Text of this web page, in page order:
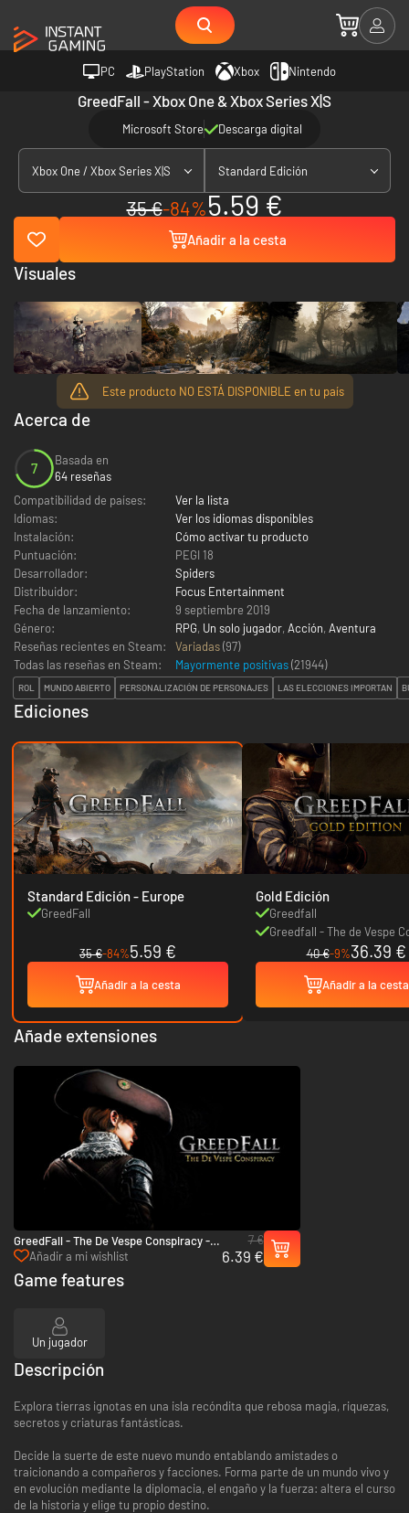
PC PlayStation Xbox Nintendo
GreedFall - Xbox One & Xbox Series X|S
Microsoft Store Descarga digital
Xbox One / Xbox Series X|S Standard Edición
35 €-84%5.59 €
Añadir a la cesta
Este producto NO ESTÁ DISPONIBLE en tu país
Acerca de
7
Basada en
64 reseñas
Compatibilidad de países:
Ver la lista
Idiomas:
Ver los idiomas disponibles
Instalación:
Cómo activar tu producto
Puntuación:
PEGI 18
Desarrollador:
Spiders
Distribuidor:
Focus Entertainment
Fecha de lanzamiento:
9 septiembre 2019
Género:
RPG, Un solo jugador, Acción, Aventura
Reseñas recientes en Steam:
Variadas(97)
Todas las reseñas en Steam:
Mayormente positivas(21944)
ROL MUNDO ABIERTO PERSONALIZACIÓN DE PERSONAJES LAS ELECCIONES IMPORTAN
Ediciones
Standard Edición - Europe
GreedFall
35 €-84%5.59 €
Añadir a la cesta
Gold Edición
Greedfall
Greedfall - The de Vespe
40 €-9%36.39 €
Añadir a la cesta
Añade extensiones
GreedFall - The De Vespe Conspiracy -
Xbox One & Xbox Series X|S
Añadir a mi wishlist
7 €
6.39 €
Visuales
Game features
Un jugador
Descripción
Explora tierras ignotas en una isla recóndita que rebosa magia, riquezas,
secretos y criaturas fantásticas.
Decide la suerte de este nuevo mundo entablando amistades o
traicionando a compañeros y facciones. Forma parte de un mundo vivo y
en evolución mediante la diplomacia, el engaño y la fuerza: altera el curso
de la historia y elige tu propio destino.